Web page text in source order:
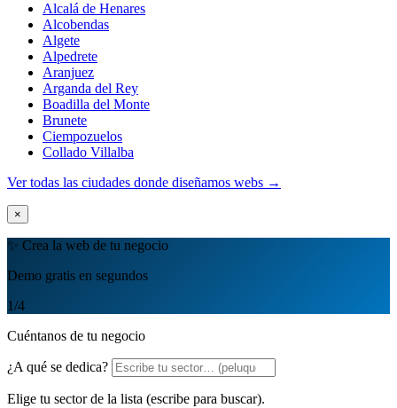
Alcalá de Henares
Alcobendas
Algete
Alpedrete
Aranjuez
Arganda del Rey
Boadilla del Monte
Brunete
Ciempozuelos
Collado Villalba
Ver todas las ciudades donde diseñamos webs →
×
✨ Crea la web de tu negocio
Demo gratis en segundos
1/4
Cuéntanos de tu negocio
¿A qué se dedica?
Elige tu sector de la lista (escribe para buscar).